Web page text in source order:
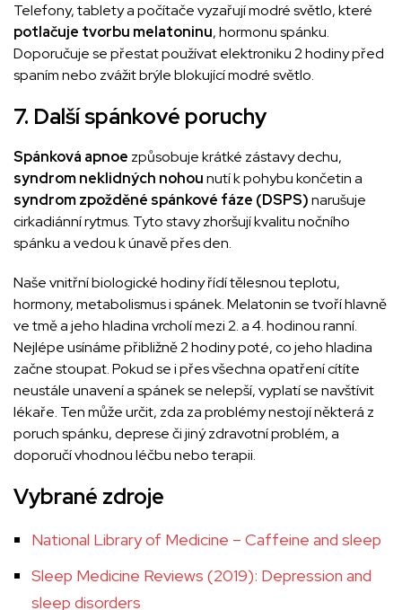
Telefony, tablety a počítače vyzařují modré světlo, které
potlačuje tvorbu melatoninu, hormonu spánku.
Doporučuje se přestat používat elektroniku 2 hodiny před
spaním nebo zvážit brýle blokující modré světlo.
7. Další spánkové poruchy
Spánková apnoe způsobuje krátké zástavy dechu,
syndrom neklidných nohounutí k pohybu končetin a
syndrom zpožděné spánkové fáze (DSPS)narušuje
cirkadiánní rytmus. Tyto stavy zhoršují kvalitu nočního
spánku a vedou k únavě přes den.
Naše vnitřní biologické hodiny řídí tělesnou teplotu,
hormony, metabolismus i spánek. Melatonin se tvoří hlavně
ve tmě a jeho hladina vrcholí mezi 2. a 4. hodinou ranní.
Nejlépe usínáme přibližně 2 hodiny poté, co jeho hladina
začne stoupat.Pokud se i přes všechna opatření cítíte
neustále unavení a spánek se nelepší, vyplatí se navštívit
lékaře. Ten může určit, zda za problémy nestojí některá z
poruch spánku, deprese či jiný zdravotní problém, a
doporučí vhodnou léčbu nebo terapii.
Vybrané zdroje
National Library of Medicine – Caffeine and sleep
Sleep Medicine Reviews (2019): Depression and
sleep disorders